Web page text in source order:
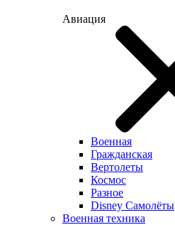
Авиация
Военная
Гражданская
Вертолеты
Космос
Разное
Disney Самолёты
Военная техника